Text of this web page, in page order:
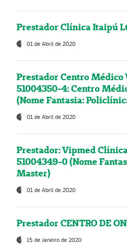
Prestador Clínica Itaipú
01 de Abril de 2020
Prestador Centro Médico
51004350-4: Centro
(Nome Fantasia:
01 de Abril de 2020
Prestador: Vipmed
51004349-0 (Nome
Master)
01 de Abril de 2020
Prestador CENTRO DE
15 de Janeiro de 2020